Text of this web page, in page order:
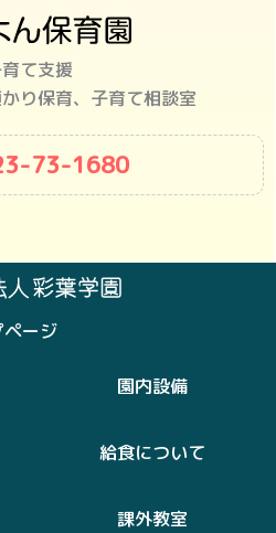
て支援
り保育、子育て相談室
73-1680
ページ
園内設備
給食について
課外教室